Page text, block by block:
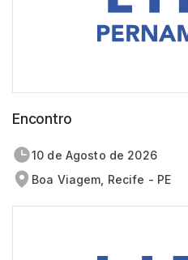
Encontro
10 de agosto de 2026
Boa Viagem, Recife - PE